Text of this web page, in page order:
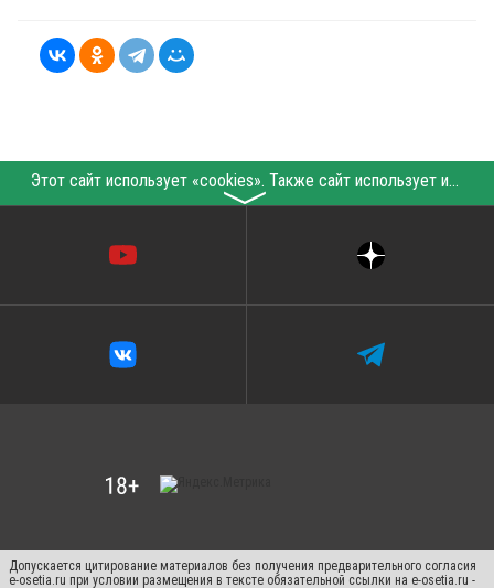
Этот сайт использует «cookies». Также сайт использует интернет-сервис для сбора технических данных касательно посетителей с целью получения маркетинговой и статистической информации. Условия обработки данных посетителей сайта см.
〉
Допускается цитирование материалов без получения предварительного согласия
e-osetia.ru при условии размещения в тексте обязательной ссылки на e-osetia.ru -